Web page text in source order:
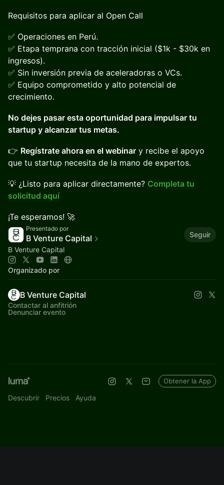
Requisitos para aplicar al Open Call
✅ Operaciones en Perú.
✅ Etapa temprana con tracción inicial ($1k - $30k en
ingresos).
✅ Sin inversión previa de aceleradoras o VCs.
✅ Equipo comprometido y alto potencial de
crecimiento.
No dejes pasar esta oportunidad para impulsar tu
startup y alcanzar tus metas.
👉 Regístrate ahora en el webinar y recibe el apoyo
que tu startup necesita de la mano de expertos.
💡 ¿Listo para aplicar directamente? Completa tu
solicitud aquí
¡Te esperamos! 🚀
Presentado por
B Venture Capital
Seguir
B Venture Capital
Organizado por
B Venture Capital
Contactar al anfitrión
Denunciar evento
Descubrir Precios Ayuda
Obtener la App